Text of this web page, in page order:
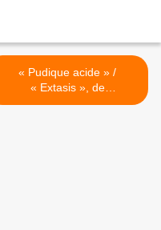
« Pudique acide » /
« Extasis », de
Mathilde Monnier et Jean-